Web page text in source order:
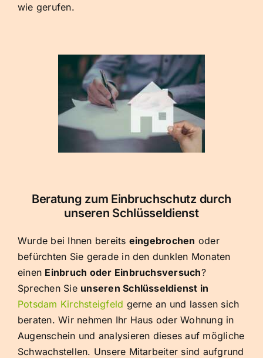
wie gerufen.
Beratung zum Einbruchschutz durch
unseren Schlüsseldienst
Wurde bei Ihnen bereits eingebrochen oder
befürchten Sie gerade in den dunklen Monaten
einen Einbruch oder Einbruchsversuch?
Sprechen Sie unseren Schlüsseldienst in
Potsdam Kirchsteigfeld gerne an und lassen sich
beraten. Wir nehmen Ihr Haus oder Wohnung in
Augenschein und analysieren dieses auf mögliche
Schwachstellen. Unsere Mitarbeiter sind aufgrund